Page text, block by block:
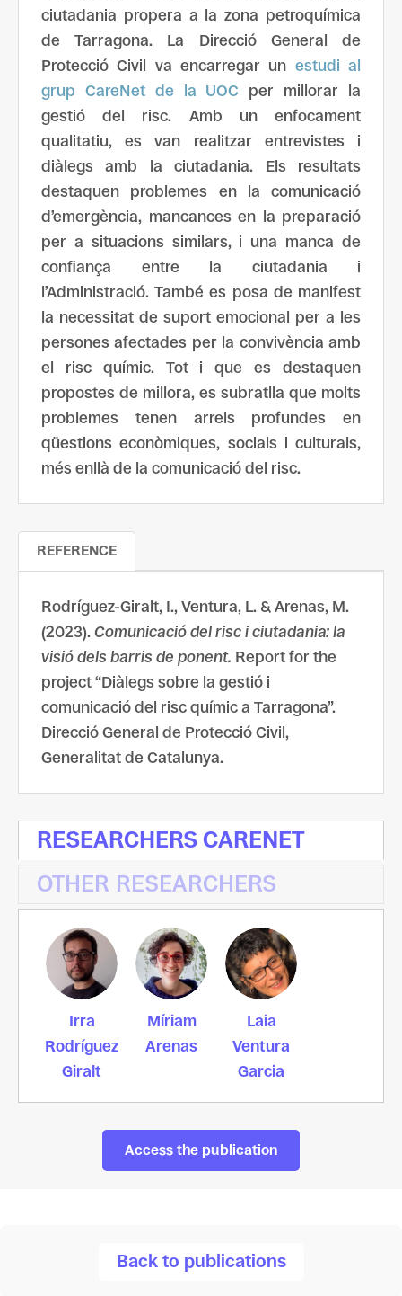
ciutadania propera a la zona petroquímica
de Tarragona. La Direcció General de
Protecció Civil va encarregar un estudi al
grup CareNet de la UOC per millorar la
gestió del risc. Amb un enfocament
qualitatiu, es van realitzar entrevistes i
diàlegs amb la ciutadania. Els resultats
destaquen problemes en la comunicació
d’emergència, mancances en la preparació
per a situacions similars, i una manca de
confiança entre la ciutadania i
l’Administració. També es posa de manifest
la necessitat de suport emocional per a les
persones afectades per la convivència amb
el risc químic. Tot i que es destaquen
propostes de millora, es subratlla que molts
problemes tenen arrels profundes en
qüestions econòmiques, socials i culturals,
més enllà de la comunicació del risc.
REFERENCE
Rodríguez-Giralt, I., Ventura, L. & Arenas, M.
(2023). Comunicació del risc i ciutadania: la
visió dels barris de ponent. Report for the
project “Diàlegs sobre la gestió i
comunicació del risc químic a Tarragona”.
Direcció General de Protecció Civil,
Generalitat de Catalunya.
RESEARCHERS CARENET
OTHER RESEARCHERS
Irra
Rodríguez
Giralt
Míriam
Arenas
Laia
Ventura
Garcia
Access the publication
Back to publications